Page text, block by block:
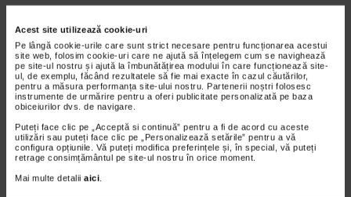
Acest site utilizează cookie-uri
Pe lângă cookie-urile care sunt strict necesare pentru funcționarea acestui
site web, folosim cookie-uri care ne ajută să înțelegem cum se navighează
pe site-ul nostru și ajută la îmbunătățirea modului în care funcționează site-
ul, de exemplu, făcând rezultatele să fie mai exacte în cazul căutărilor,
pentru a măsura performanța site-ului nostru. Partenerii noștri folosesc
instrumente de urmărire pentru a oferi publicitate personalizată pe baza
obiceiurilor dvs. de navigare.
Puteți face clic pe „Acceptă si continuă” pentru a fi de acord cu aceste
utilizări sau puteți face clic pe „Personalizează setările” pentru a vă
configura opțiunile. Vă puteți modifica preferințele și, în special, vă puteți
retrage consimțământul pe site-ul nostru în orice moment.
Mai multe detalii aici.
Producator: COSWELL INNOVATORI ITALIANI
*Pentru pret te asteptam in cea mai apropiata farmacie Catena
VEZI PRODUSE DIN ACEEASI CATEGORIE
Plătești 2, primești 3 Plătești 2, primești 3